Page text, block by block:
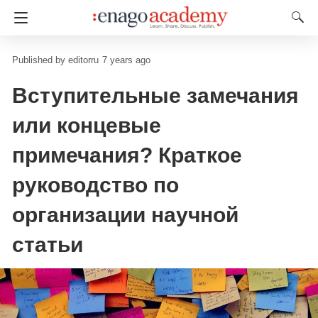
editorru 7 years ago
Вступительные замечания
или концевые
примечания? Краткое
руководство по
организации научной
статьи